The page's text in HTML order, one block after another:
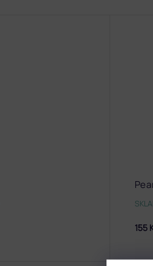
155